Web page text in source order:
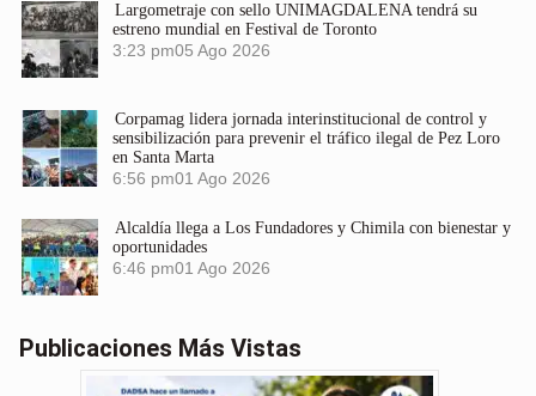
Largometraje con sello UNIMAGDALENA tendrá su
estreno mundial en Festival de Toronto
3:23 pm05 Ago 2026
Corpamag lidera jornada interinstitucional de control y
sensibilización para prevenir el tráfico ilegal de Pez Loro
en Santa Marta
6:56 pm01 Ago 2026
Alcaldía llega a Los Fundadores y Chimila con bienestar y
oportunidades
6:46 pm01 Ago 2026
Publicaciones Más Vistas